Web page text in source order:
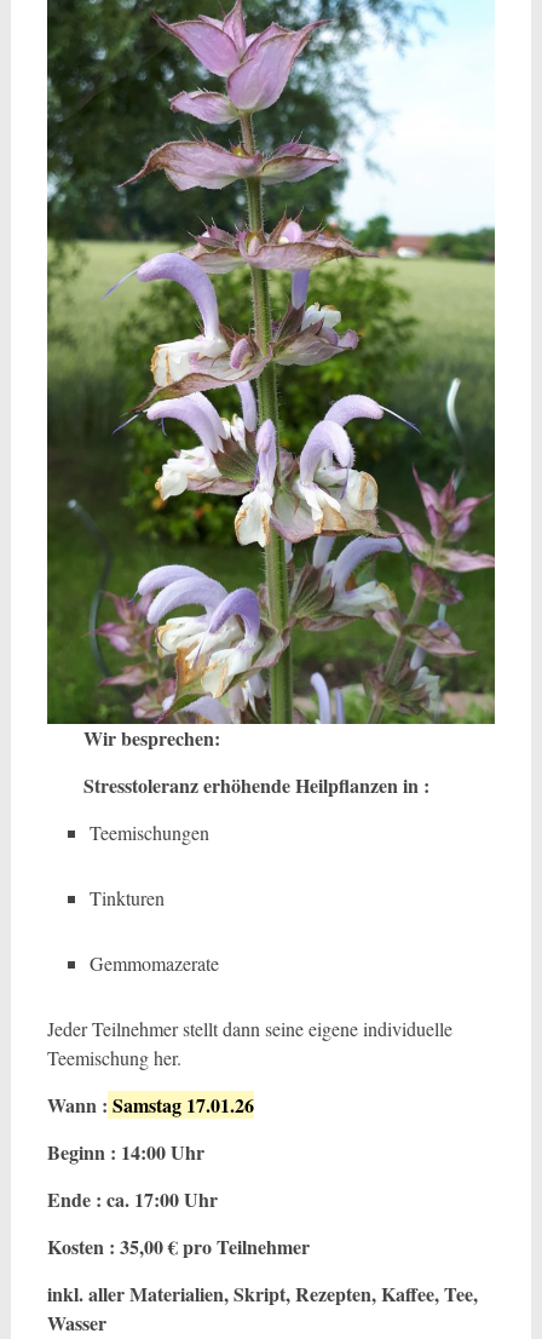
Wir besprechen:
Stresstoleranz erhöhende Heilpflanzen in :
Teemischungen
Tinkturen
Gemmomazerate
Jeder Teilnehmer stellt dann seine eigene individuelle
Teemischung her.
Wann : Samstag 17.01.26
Beginn : 14:00 Uhr
Ende : ca. 17:00 Uhr
Kosten : 35,00 € pro Teilnehmer
inkl. aller Materialien, Skript, Rezepten, Kaffee, Tee,
Wasser